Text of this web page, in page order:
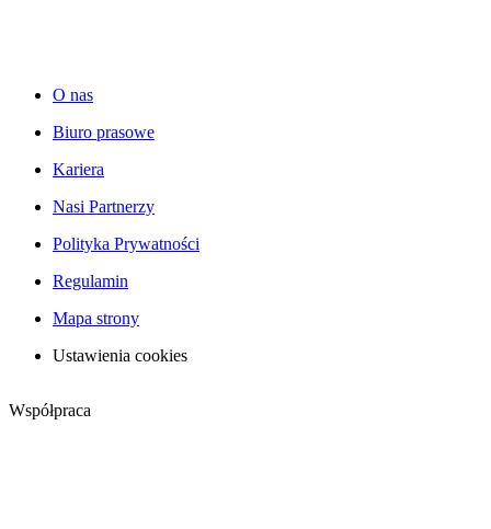
O nas
Biuro prasowe
Kariera
Nasi Partnerzy
Polityka Prywatności
Regulamin
Mapa strony
Ustawienia cookies
Współpraca